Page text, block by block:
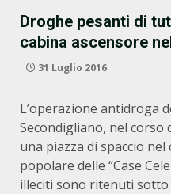
Droghe pesanti di
cabina ascensore
31 Luglio 2016
L’operazione antidroga
Secondigliano, nel
una piazza di spaccio
popolare delle “Case
illeciti sono ritenuti